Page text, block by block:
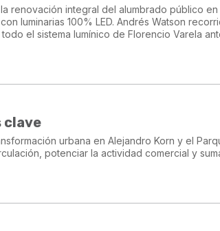
renovación integral del alumbrado público en
luminarias 100% LED. Andrés Watson
el sistema lumínico de Florencio Varela
clave
urbana en Alejandro Korn y el
potenciar la actividad comercial y